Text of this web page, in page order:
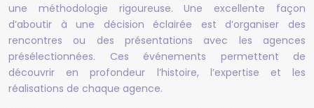
une méthodologie rigoureuse. Une excellente façon
d’aboutir à une décision éclairée est d’organiser des
rencontres ou des présentations avec les agences
présélectionnées. Ces événements permettent de
découvrir en profondeur l’histoire, l’expertise et les
réalisations de chaque agence.